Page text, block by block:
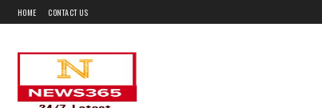
HOME CONTACT US